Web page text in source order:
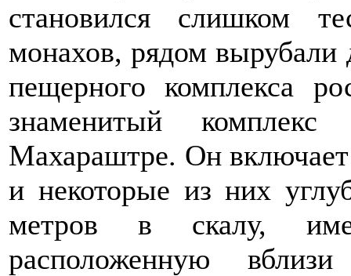
становился слишком
монахов, рядом вырубали
пещерного комплекса
знаменитый
Махараштре. Он включает
и некоторые из них
метров в скалу,
расположенную